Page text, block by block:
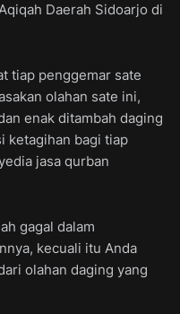
Daerah Sidoarjo di
tiap penggemar sate
olahan sate ini,
enak ditambah daging
ketagihan bagi tiap
jasa qurban
gagal dalam
kecuali itu Anda
olahan daging yang